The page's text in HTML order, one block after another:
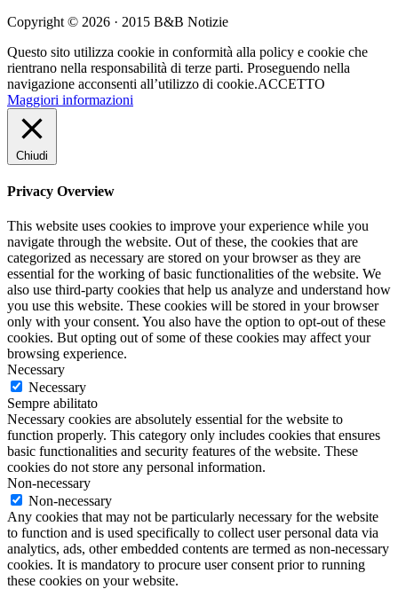
Copyright © 2026 · 2015 B&B Notizie
Questo sito utilizza cookie in conformità alla policy e cookie che
rientrano nella responsabilità di terze parti. Proseguendo nella
navigazione acconsenti all’utilizzo di cookie.ACCETTO
Maggiori informazioni
Chiudi
Privacy Overview
This website uses cookies to improve your experience while you
navigate through the website. Out of these, the cookies that are
categorized as necessary are stored on your browser as they are
essential for the working of basic functionalities of the website. We
also use third-party cookies that help us analyze and understand how
you use this website. These cookies will be stored in your browser
only with your consent. You also have the option to opt-out of these
cookies. But opting out of some of these cookies may affect your
browsing experience.
Necessary
Necessary
Sempre abilitato
Necessary cookies are absolutely essential for the website to
function properly. This category only includes cookies that ensures
basic functionalities and security features of the website. These
cookies do not store any personal information.
Non-necessary
Non-necessary
Any cookies that may not be particularly necessary for the website
to function and is used specifically to collect user personal data via
analytics, ads, other embedded contents are termed as non-necessary
cookies. It is mandatory to procure user consent prior to running
these cookies on your website.